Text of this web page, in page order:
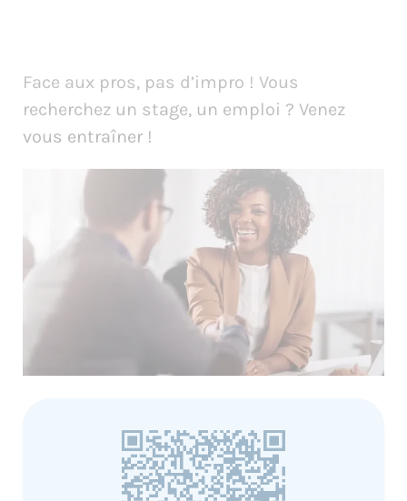
Face aux pros, pas d’impro ! Vous
recherchez un stage, un emploi ? Venez
vous entraîner !